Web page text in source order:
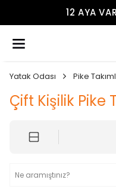
12 AYA
Yatak Odası Pike
Çift Kişilik Pike